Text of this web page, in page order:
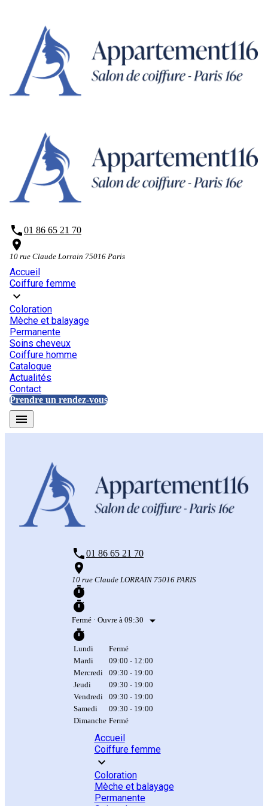
phone01 86 65 21 70
place
10 rue Claude Lorrain 75016 Paris
Accueil
Coiffure femme
expand_more
Coloration
Mèche et balayage
Permanente
Soins cheveux
Coiffure homme
Catalogue
Actualités
Contact
Prendre un rendez-vous
menu
phone01 86 65 21 70
place
10 rue Claude LORRAIN 75016 PARIS
timer
timer
Fermé · Ouvre à 09:30
arrow_drop_down
timer
Lundi
Fermé
Mardi
09:00 - 12:00
Mercredi
09:30 - 19:00
Jeudi
09:30 - 19:00
Vendredi
09:30 - 19:00
Samedi
09:30 - 19:00
Dimanche Fermé
Accueil
Coiffure femme
expand_more
Coloration
Mèche et balayage
Permanente